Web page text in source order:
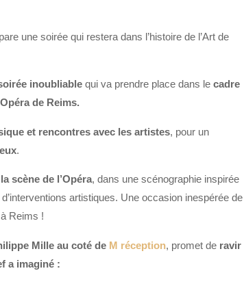
une soirée qui restera dans l’histoire de l’Art de
inoubliable qui va prendre place dans lecadre
de Reims.
et rencontres avec les artistes, pour un
.
scène de l’Opéra, dans une scénographie inspirée
artistiques. Une occasion inespérée de
Reims !
Mille au coté de M réception, promet de ravir
a imaginé :